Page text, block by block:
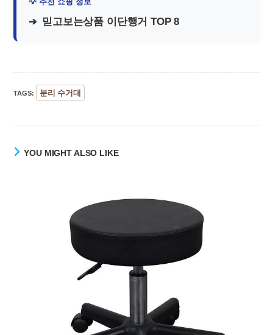
믿고보는상품 이단행거 TOP 8
TAGS: 분리 수거대
YOU MIGHT ALSO LIKE